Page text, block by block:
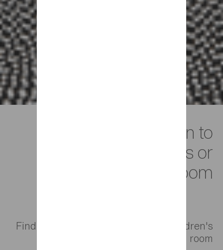
Find inspiration to
design a kid's or
teenager's bedroom
Find all our inspirations for your children's
room